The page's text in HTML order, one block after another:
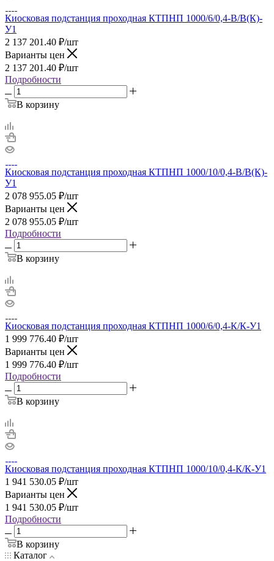
Киосковая подстанция проходная КТПНП 1000/6/0,4-В/В(К)-
У1
2 137 201.40 ₽/шт
Варианты цен
2 137 201.40 ₽/шт
Подробности
В корзину
Киосковая подстанция проходная КТПНП 1000/10/0,4-В/В(К)-
У1
2 078 955.05 ₽/шт
Варианты цен
2 078 955.05 ₽/шт
Подробности
В корзину
Киосковая подстанция проходная КТПНП 1000/6/0,4-К/К-У1
1 999 776.40 ₽/шт
Варианты цен
1 999 776.40 ₽/шт
Подробности
В корзину
Киосковая подстанция проходная КТПНП 1000/10/0,4-К/К-У1
1 941 530.05 ₽/шт
Варианты цен
1 941 530.05 ₽/шт
Подробности
В корзину
Каталог